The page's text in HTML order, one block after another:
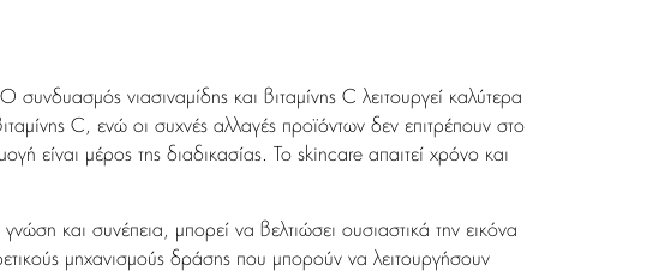
νιασιναμίδης και βιταμίνης C λειτουργεί καλύτερα
C, ενώ οι συχνές αλλαγές προϊόντων δεν επιτρέπουν στο
είναι μέρος της διαδικασίας. Το skincare απαιτεί χρόνο και
και συνέπεια, μπορεί να βελτιώσει ουσιαστικά την εικόνα
μηχανισμούς δράσης που μπορούν να λειτουργήσουν